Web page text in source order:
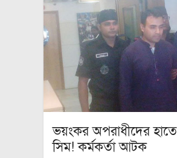
ভয়ংকর অপরাধীদের
সিম! কর্মকর্তা আটক